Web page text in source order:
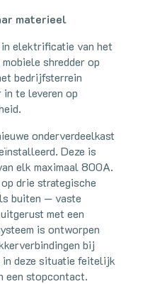
materieel
elektrificatie van het
shredder op
bedrijfsterrein
in te leveren op
onderverdeelkast
Deze is
elk maximaal 800A.
drie strategische
buiten — vaste
met een
is ontworpen
bij
in deze situatie feitelijk
een stopcontact.